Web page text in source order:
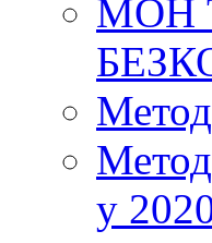
МОН
у